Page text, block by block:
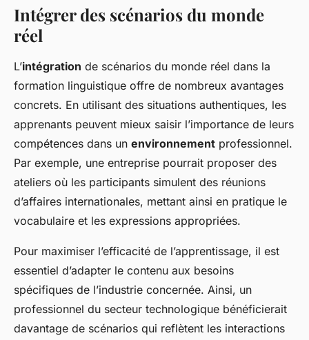
Intégrer des scénarios du monde
réel
L’intégration de scénarios du monde réel dans la
formation linguistique offre de nombreux avantages
concrets. En utilisant des situations authentiques, les
apprenants peuvent mieux saisir l’importance de leurs
compétences dans un environnement professionnel.
Par exemple, une entreprise pourrait proposer des
ateliers où les participants simulent des réunions
d’affaires internationales, mettant ainsi en pratique le
vocabulaire et les expressions appropriées.
Pour maximiser l’efficacité de l’apprentissage, il est
essentiel d’adapter le contenu aux besoins
spécifiques de l’industrie concernée. Ainsi, un
professionnel du secteur technologique bénéficierait
davantage de scénarios qui reflètent les interactions